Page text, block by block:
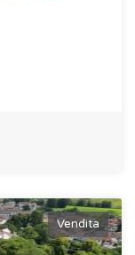
Vendita